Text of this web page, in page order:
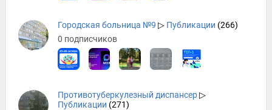
Городская больница №9 ▷ Публикации (266)
0 подписчиков
Противотуберкулезный диспансер▷
Публикации (271)